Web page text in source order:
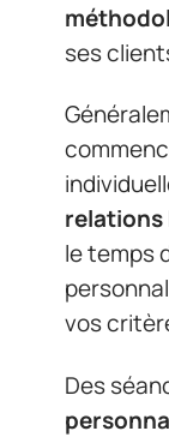
ses
relations
le temps
vos
Des